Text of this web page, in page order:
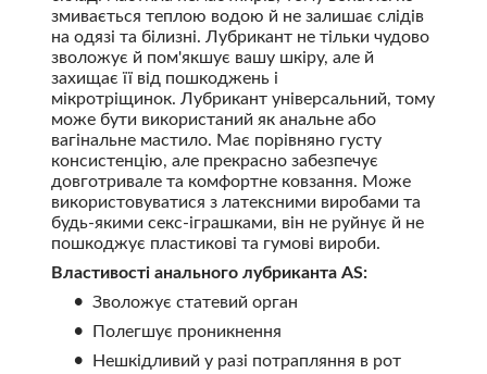
змивається теплою водою й не залишає слідів
на одязі та білизні. Лубрикант не тільки чудово
зволожує й пом'якшує вашу шкіру, але й
захищає її від пошкоджень і
мікротріщинок. Лубрикант універсальний, тому
може бути використаний як анальне або
вагінальне мастило. Має порівняно густу
консистенцію, але прекрасно забезпечує
довготривале та комфортне ковзання. Може
використовуватися з латексними виробами та
будь-якими секс-іграшками, він не руйнує й не
пошкоджує пластикові та гумові вироби.
Властивості анального лубриканта AS:
Зволожує статевий орган
Полегшує проникнення
Нешкідливий у разі потрапляння в рот